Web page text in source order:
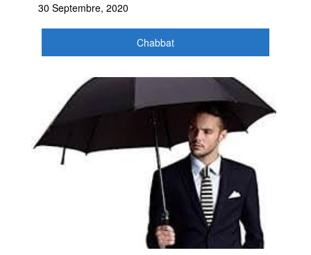
30 Septembre, 2020
Chabbat